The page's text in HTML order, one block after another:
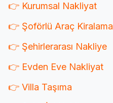
👉 Kurumsal Nakliyat
👉 Şoförlü Araç Kiralama
👉 Şehirlerarası Nakliye
👉 Evden Eve Nakliyat
👉 Villa Taşıma